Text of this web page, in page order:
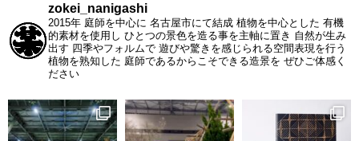
zokei_nanigashi
2015年 庭師を中心に 名古屋市にて結成 植物を中心とした 有機
的素材を使用し ひとつの景色を造る事を主軸に置き 自然が生み
出す 四季やフォルムで 遊びや驚きを感じられる空間表現を行う
植物を熟知した 庭師であるからこそできる造景を ぜひご体感く
ださい